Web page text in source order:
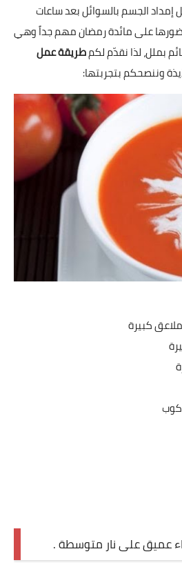
مقبلات
شوربات
سلطات
ساندويشات
مخبوزات
أطباق أطفال
أطباق بحرية
وصفات حصرية
وصفات فيديو
الريجيم والرشاقة
مشروبات
إمداد الجسم بالسوائل بعد ساعات
على مائدة رمضان مهم جداً وهي
بملل، لذا نقدّم لكمطريقة عمل
وننصحكم بتجربتها:
عميق على نار متوسطة .